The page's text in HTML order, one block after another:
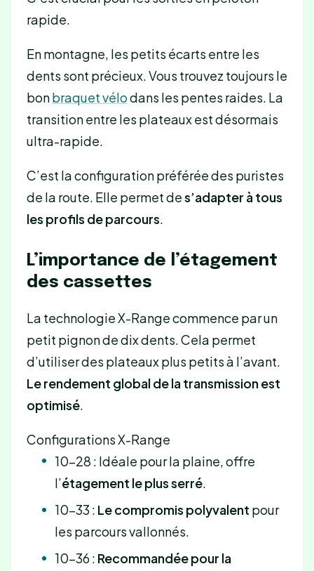
rapide.
En montagne, les petits écarts entre les
dents sont précieux. Vous trouvez toujours le
bonbraquet vélodans les pentes raides. La
transition entre les plateaux est désormais
ultra-rapide.
C’est la configuration préférée des puristes
de la route. Elle permet des’adapter à tous
les profils de parcours.
L’importance de l’étagement
des cassettes
La technologie X-Range commence par un
petit pignon de dix dents. Cela permet
d’utiliser des plateaux plus petits à l’avant.
Le rendement global de la transmission est
optimisé.
Configurations X-Range
10-28 : Idéale pour la plaine, offre
l’étagement le plus serré.
10-33 : Le compromis polyvalent pour
les parcours vallonnés.
10-36 : Recommandée pour la